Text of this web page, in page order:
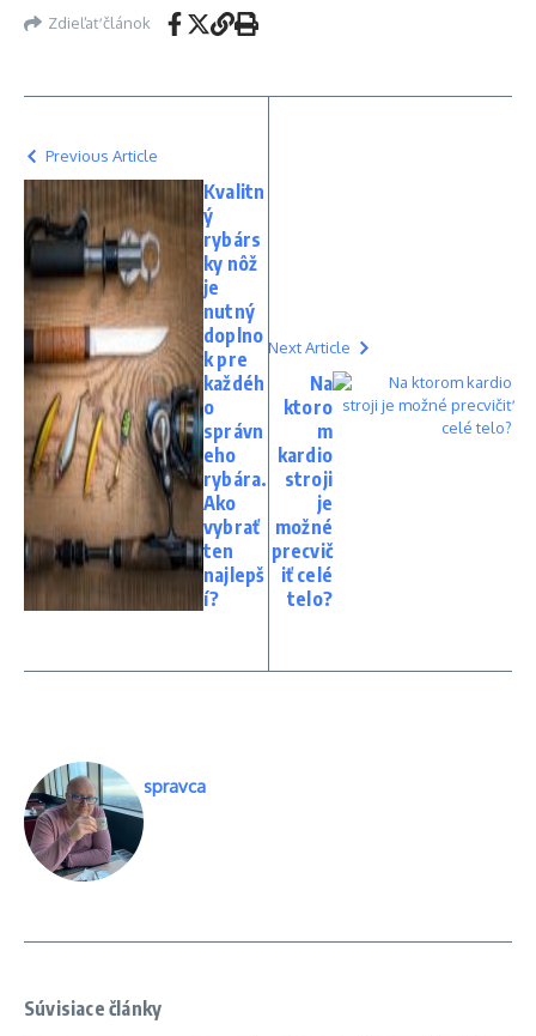
Zdieľať článok
Previous Article
Kvalitn
ý
rybárs
ky nôž
je
nutný
doplno
k pre
každéh
o
správn
eho
rybára.
Ako
vybrať
ten
najlepš
í?
Next Article
Na
ktoro
m
kardio
stroji
je
možné
precvič
iť celé
telo?
spravca
Súvisiace články